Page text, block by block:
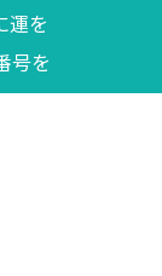
運を
号を